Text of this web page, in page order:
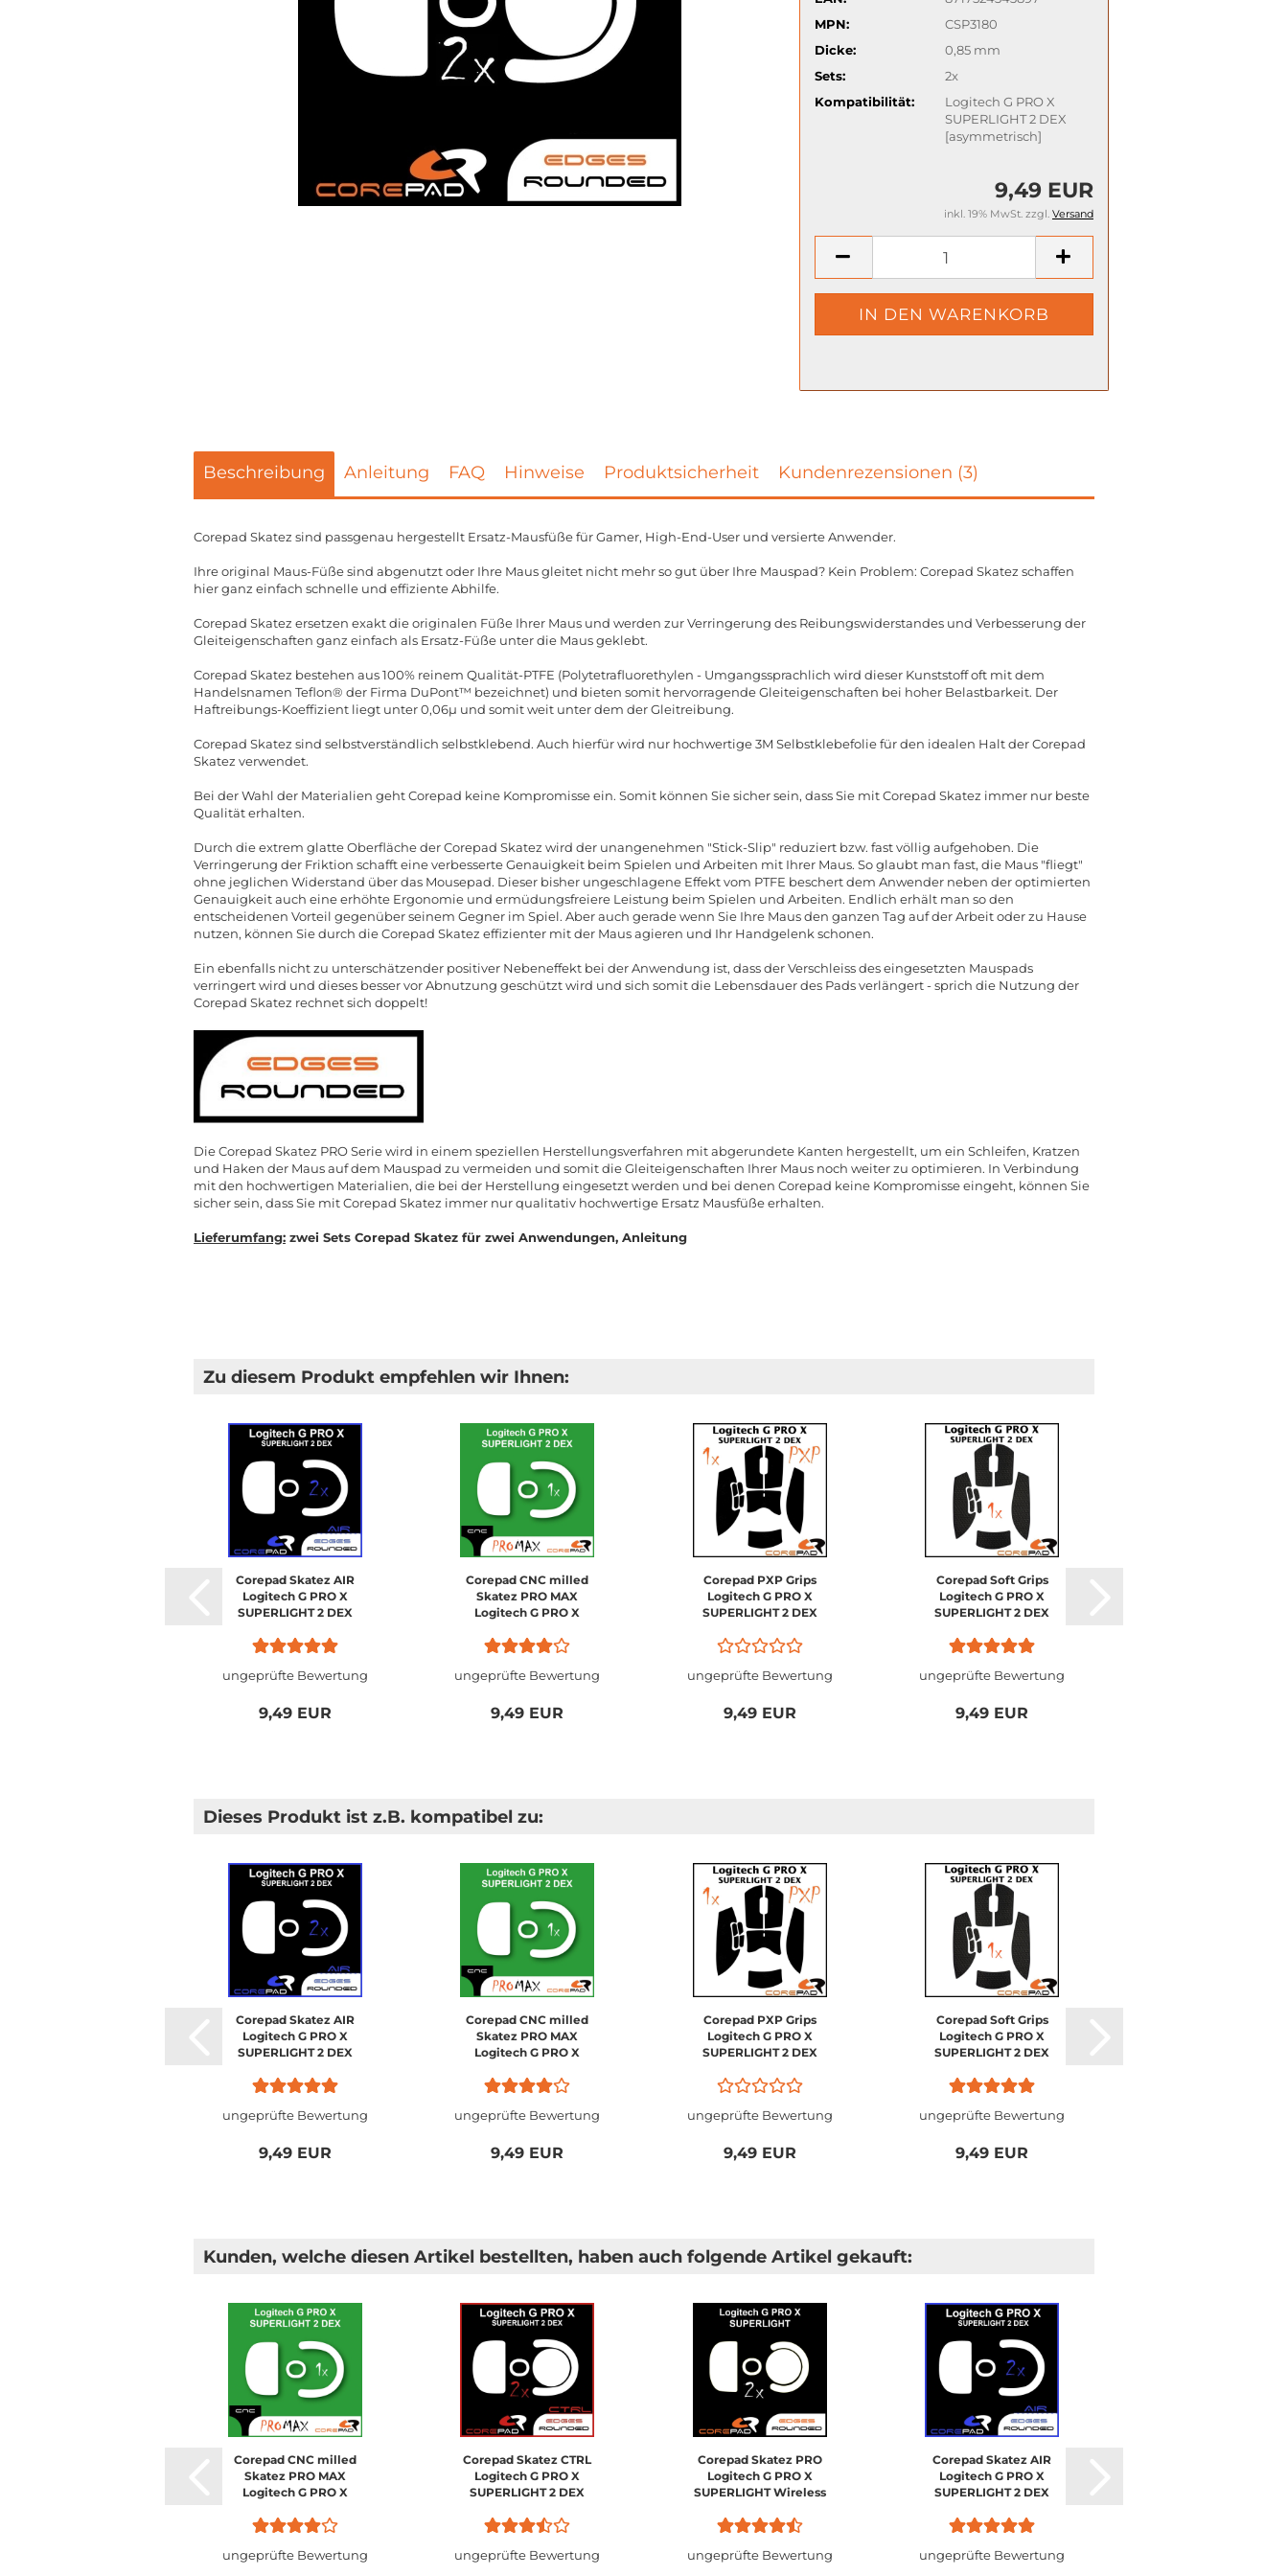
MPN:
CSP3180
Dicke:
0,85 mm
Sets:
2x
Kompatibilität:
Logitech G PRO X
SUPERLIGHT 2 DEX
[asymmetrisch]
9,49 EUR
inkl. 19% MwSt. zzgl. Versand
Beschreibung Anleitung FAQ Hinweise Produktsicherheit Kundenrezensionen (3)
Corepad Skatez sind passgenau hergestellt Ersatz-Mausfüße für Gamer, High-End-User und versierte Anwender.
Ihre original Maus-Füße sind abgenutzt oder Ihre Maus gleitet nicht mehr so gut über Ihre Mauspad? Kein Problem: Corepad Skatez schaffen
hier ganz einfach schnelle und effiziente Abhilfe.
Corepad Skatez ersetzen exakt die originalen Füße Ihrer Maus und werden zur Verringerung des Reibungswiderstandes und Verbesserung der
Gleiteigenschaften ganz einfach als Ersatz-Füße unter die Maus geklebt.
Corepad Skatez bestehen aus 100% reinem Qualität-PTFE (Polytetrafluorethylen - Umgangssprachlich wird dieser Kunststoff oft mit dem
Handelsnamen Teflon® der Firma DuPont™ bezeichnet) und bieten somit hervorragende Gleiteigenschaften bei hoher Belastbarkeit. Der
Haftreibungs-Koeffizient liegt unter 0,06µ und somit weit unter dem der Gleitreibung.
Corepad Skatez sind selbstverständlich selbstklebend. Auch hierfür wird nur hochwertige 3M Selbstklebefolie für den idealen Halt der Corepad
Skatez verwendet.
Bei der Wahl der Materialien geht Corepad keine Kompromisse ein. Somit können Sie sicher sein, dass Sie mit Corepad Skatez immer nur beste
Qualität erhalten.
Durch die extrem glatte Oberfläche der Corepad Skatez wird der unangenehmen "Stick-Slip" reduziert bzw. fast völlig aufgehoben. Die
Verringerung der Friktion schafft eine verbesserte Genauigkeit beim Spielen und Arbeiten mit Ihrer Maus. So glaubt man fast, die Maus "fliegt"
ohne jeglichen Widerstand über das Mousepad. Dieser bisher ungeschlagene Effekt vom PTFE beschert dem Anwender neben der optimierten
Genauigkeit auch eine erhöhte Ergonomie und ermüdungsfreiere Leistung beim Spielen und Arbeiten. Endlich erhält man so den
entscheidenen Vorteil gegenüber seinem Gegner im Spiel. Aber auch gerade wenn Sie Ihre Maus den ganzen Tag auf der Arbeit oder zu Hause
nutzen, können Sie durch die Corepad Skatez effizienter mit der Maus agieren und Ihr Handgelenk schonen.
Ein ebenfalls nicht zu unterschätzender positiver Nebeneffekt bei der Anwendung ist, dass der Verschleiss des eingesetzten Mauspads
verringert wird und dieses besser vor Abnutzung geschützt wird und sich somit die Lebensdauer des Pads verlängert - sprich die Nutzung der
Corepad Skatez rechnet sich doppelt!
Die Corepad Skatez PRO Serie wird in einem speziellen Herstellungsverfahren mit abgerundete Kanten hergestellt, um ein Schleifen, Kratzen
und Haken der Maus auf dem Mauspad zu vermeiden und somit die Gleiteigenschaften Ihrer Maus noch weiter zu optimieren. In Verbindung
mit den hochwertigen Materialien, die bei der Herstellung eingesetzt werden und bei denen Corepad keine Kompromisse eingeht, können Sie
sicher sein, dass Sie mit Corepad Skatez immer nur qualitativ hochwertige Ersatz Mausfüße erhalten.
Lieferumfang: zwei Sets Corepad Skatez für zwei Anwendungen, Anleitung
Zu diesem Produkt empfehlen wir Ihnen:
Corepad Skatez AIR
Logitech G PRO X
SUPERLIGHT 2 DEX
ungeprüfte Bewertung
9,49 EUR
Corepad CNC milled
Skatez PRO MAX
Logitech G PRO X
ungeprüfte Bewertung
9,49 EUR
Corepad PXP Grips
Logitech G PRO X
SUPERLIGHT 2 DEX
ungeprüfte Bewertung
9,49 EUR
Corepad Soft Grips
Logitech G PRO X
SUPERLIGHT 2 DEX
ungeprüfte Bewertung
9,49 EUR
Dieses Produkt ist z.B. kompatibel zu:
Corepad Skatez AIR
Logitech G PRO X
SUPERLIGHT 2 DEX
ungeprüfte Bewertung
9,49 EUR
Corepad CNC milled
Skatez PRO MAX
Logitech G PRO X
ungeprüfte Bewertung
9,49 EUR
Corepad PXP Grips
Logitech G PRO X
SUPERLIGHT 2 DEX
ungeprüfte Bewertung
9,49 EUR
Corepad Soft Grips
Logitech G PRO X
SUPERLIGHT 2 DEX
ungeprüfte Bewertung
9,49 EUR
Kunden, welche diesen Artikel bestellten, haben auch folgende Artikel gekauft:
Corepad CNC milled
Skatez PRO MAX
Logitech G PRO X
ungeprüfte Bewertung
Corepad Skatez CTRL
Logitech G PRO X
SUPERLIGHT 2 DEX
ungeprüfte Bewertung
Corepad Skatez PRO
Logitech G PRO X
SUPERLIGHT Wireless
ungeprüfte Bewertung
Corepad Skatez AIR
Logitech G PRO X
SUPERLIGHT 2 DEX
ungeprüfte Bewertung